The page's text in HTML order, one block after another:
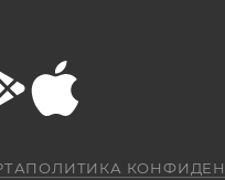
ПОЛИТИКА